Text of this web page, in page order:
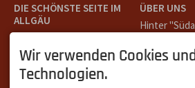
DIE SCHÖNSTE SEITE IM
ALLGÄU
Teil des Oberallgäus. Es
verbindet die Tourismus-
Destinationen Oberstdorf,
ÜBER UNS
Hinter
Oberstdorf.
Unser Ziel
Wir verwenden Cookies
Technologien.